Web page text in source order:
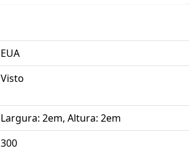
EUA
Visto
Largura: 2em, Altura: 2em
300